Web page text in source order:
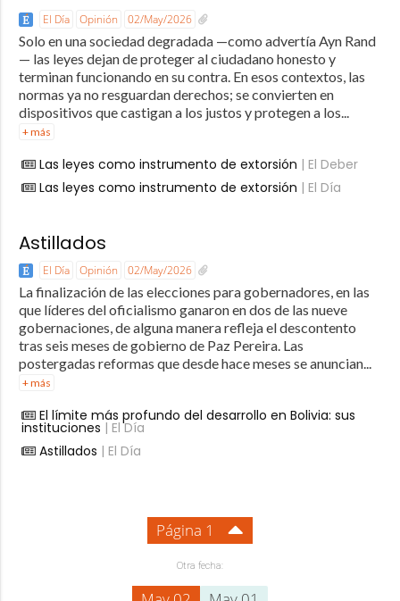
El Día Opinión 02/May/2026
Solo en una sociedad degradada —como advertía Ayn Rand
— las leyes dejan de proteger al ciudadano honesto y
terminan funcionando en su contra. En esos contextos, las
normas ya no resguardan derechos; se convierten en
dispositivos que castigan a los justos y protegen a los...
+ más
Las leyes como instrumento de extorsión | El Deber
Las leyes como instrumento de extorsión | El Día
Astillados
El Día Opinión 02/May/2026
La finalización de las elecciones para gobernadores, en las
que líderes del oficialismo ganaron en dos de las nueve
gobernaciones, de alguna manera refleja el descontento
tras seis meses de gobierno de Paz Pereira. Las
postergadas reformas que desde hace meses se anuncian...
+ más
El límite más profundo del desarrollo en Bolivia: sus
instituciones | El Día
Astillados | El Día
Página 1
Otra fecha: